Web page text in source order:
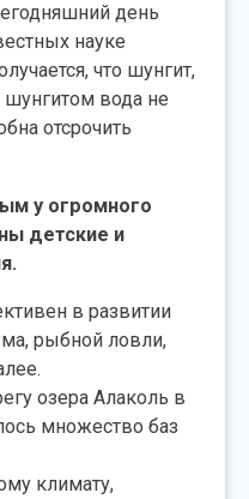
день
науке
что шунгит,
вода не
отсрочить
у огромного
детские и
в развитии
рыбной ловли,
озера Алаколь в
множество баз
климату,